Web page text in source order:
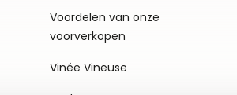
Voordelen van onze
voorverkopen
Vinée Vineuse